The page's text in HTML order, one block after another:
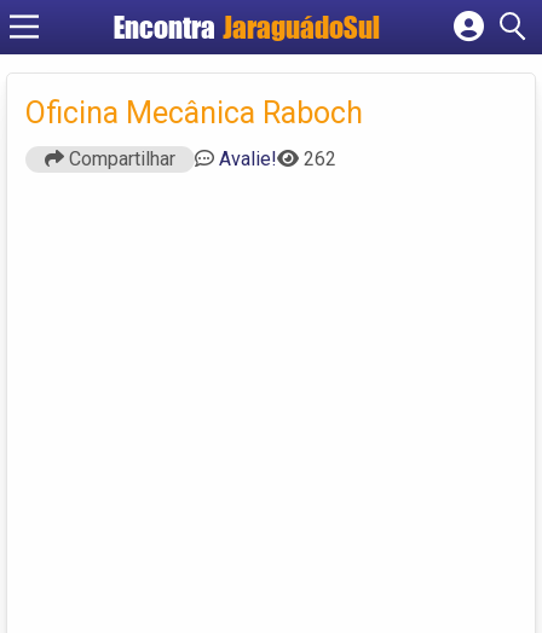
Encontra JaraguádoSul
Cadastrar empresa
Criar conta
Oficina Mecânica Raboch
Compartilhar Avalie! 262